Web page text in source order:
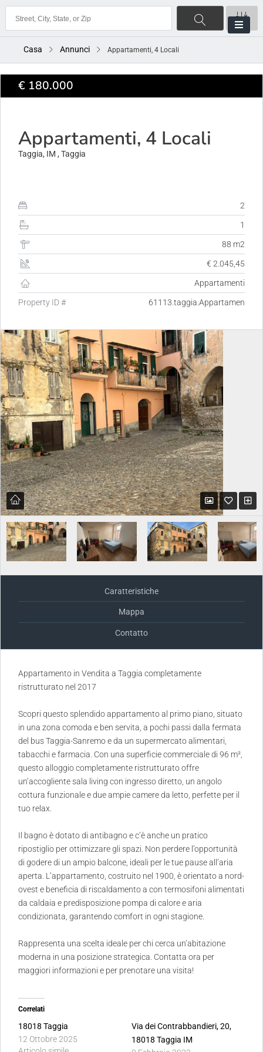
Casa Annunci Appartamenti, 4 Locali
€ 180.000
Appartamenti, 4 Locali
Taggia, IM , Taggia
2
1
88 m2
€ 2.045,45
Appartamenti
Property ID # 61113.taggia.Appartamen
Caratteristiche
Mappa
Contatto
Appartamento in Vendita a Taggia completamente
ristrutturato nel 2017
Scopri questo splendido appartamento al primo piano, situato
in una zona comoda e ben servita, a pochi passi dalla fermata
del bus Taggia-Sanremo e da un supermercato alimentari,
tabacchi e farmacia. Con una superficie commerciale di 96 m²,
questo alloggio completamente ristrutturato offre
un’accogliente sala living con ingresso diretto, un angolo
cottura funzionale e due ampie camere da letto, perfette per il
tuo relax.
Il bagno è dotato di antibagno e c’è anche un pratico
ripostiglio per ottimizzare gli spazi. Non perdere l’opportunità
di godere di un ampio balcone, ideali per le tue pause all’aria
aperta. L’appartamento, costruito nel 1900, è orientato a nord-
ovest e beneficia di riscaldamento a con termosifoni alimentati
da caldaia e predisposizione pompa di calore e aria
condizionata, garantendo comfort in ogni stagione.
Rappresenta una scelta ideale per chi cerca un’abitazione
moderna in una posizione strategica. Contatta ora per
maggiori informazioni e per prenotare una visita!
Correlati
18018 Taggia
12 Ottobre 2025
Via dei Contrabbandieri, 20,
18018 Taggia IM